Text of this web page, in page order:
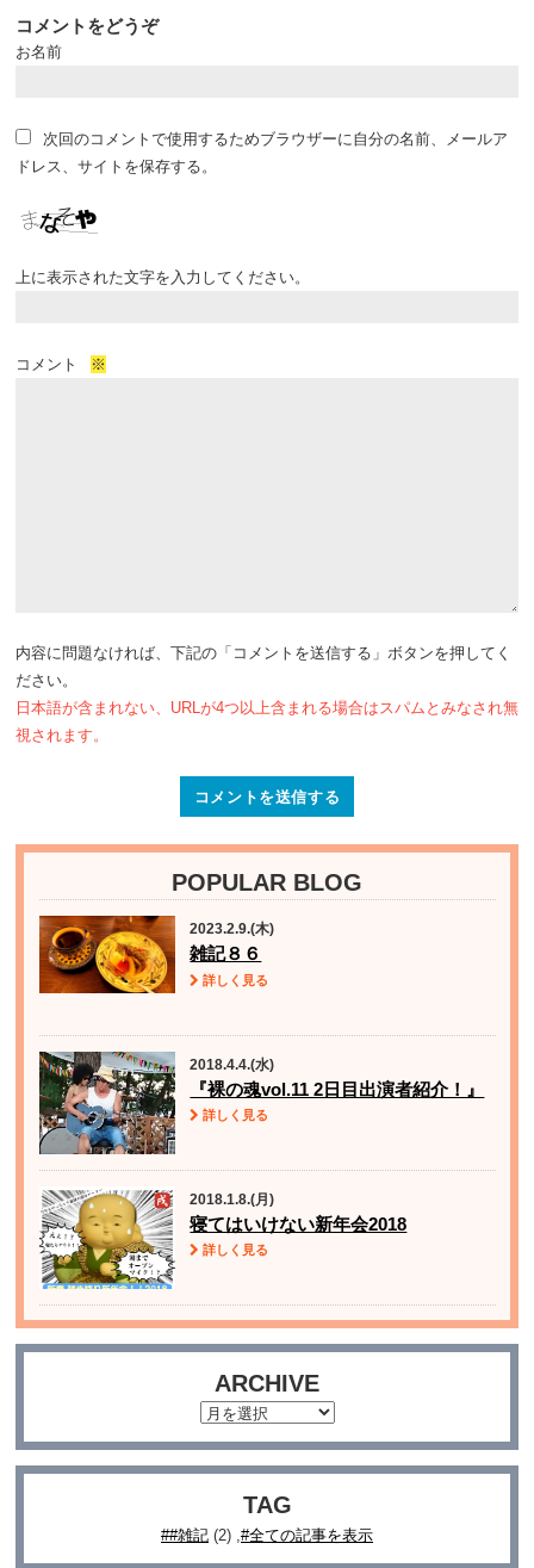
コメントをどうぞ
お名前
次回のコメントで使用するためブラウザーに自分の名前、メールア
ドレス、サイトを保存する。
上に表示された文字を入力してください。
コメント ※
内容に問題なければ、下記の「コメントを送信する」ボタンを押してく
ださい。
日本語が含まれない、URLが4つ以上含まれる場合はスパムとみなされ無
視されます。
POPULAR BLOG
2023.2.9.(木)
雑記８６
詳しく見る
2018.4.4.(水)
『裸の魂vol.11 2日目出演者紹介！』
詳しく見る
2018.1.8.(月)
寝てはいけない新年会2018
詳しく見る
ARCHIVE
TAG
#雑記 (2) 全ての記事を表示